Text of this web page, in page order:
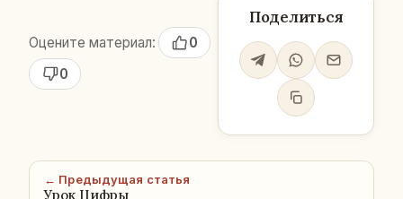
Оцените материал:
0
0
Поделиться
← Предыдущая статья
Урок Цифры